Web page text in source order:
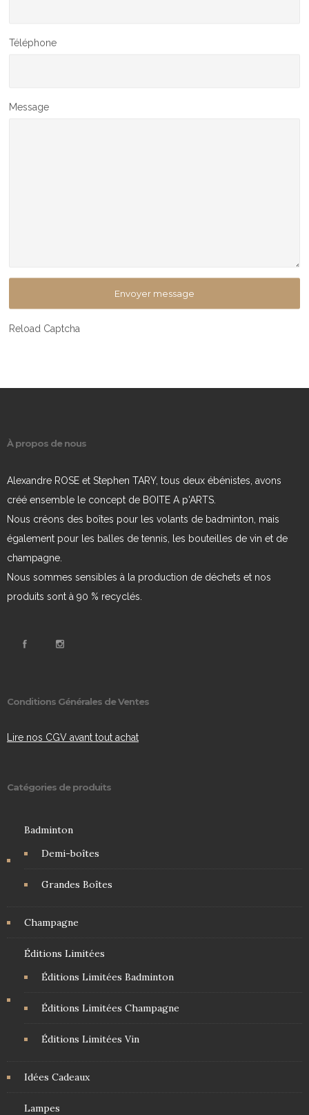
Téléphone
Message
Reload Captcha
À propos de nous
Alexandre ROSE et Stephen TARY, tous deux ébénistes, avons
créé ensemble le concept de BOITE A p'ARTS.
Nous créons des boîtes pour les volants de badminton, mais
également pour les balles de tennis, les bouteilles de vin et de
champagne.
Nous sommes sensibles à la production de déchets et nos
produits sont à 90 % recyclés.
Conditions Générales de Ventes
Lire nos CGV avant tout achat
Catégories de produits
Badminton
Demi-boîtes
Grandes Boîtes
Champagne
Éditions Limitées
Éditions Limitées Badminton
Éditions Limitées Champagne
Éditions Limitées Vin
Idées Cadeaux
Lampes